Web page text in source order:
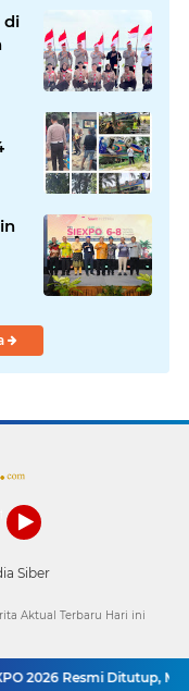
di
Siber
2026 Resmi Ditutup,
Aktual Terbaru Hari ini